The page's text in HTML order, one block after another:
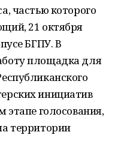
частью которого
21 октября
БГПУ. В
площадка для
инициатив
голосования,
территории